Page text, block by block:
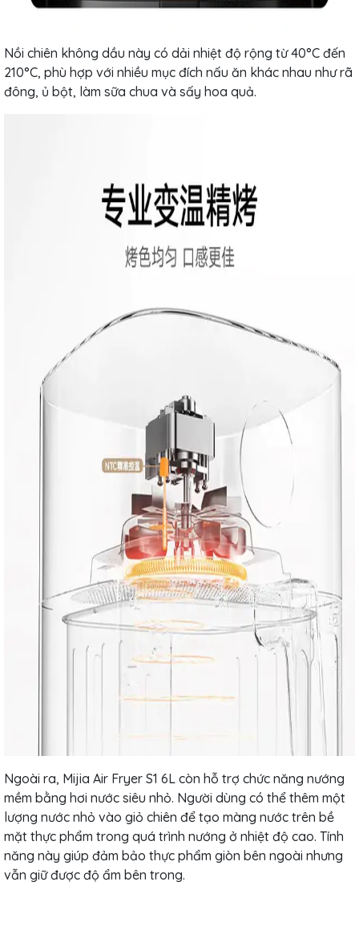
Nồi chiên không dầu này có dải nhiệt độ rộng từ 40°C đến
210°C, phù hợp với nhiều mục đích nấu ăn khác nhau như rã
đông, ủ bột, làm sữa chua và sấy hoa quả.
Ngoài ra, Mijia Air Fryer S1 6L còn hỗ trợ chức năng nướng
mềm bằng hơi nước siêu nhỏ. Người dùng có thể thêm một
lượng nước nhỏ vào giỏ chiên để tạo màng nước trên bề
mặt thực phẩm trong quá trình nướng ở nhiệt độ cao. Tính
năng này giúp đảm bảo thực phẩm giòn bên ngoài nhưng
vẫn giữ được độ ẩm bên trong.